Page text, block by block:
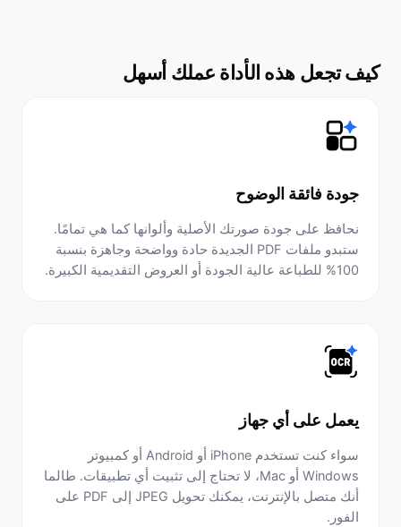
كيف تجعل هذه الأداة عملك أسهل
جودة فائقة الوضوح
نحافظ على جودة صورتك الأصلية وألوانها كما هي تمامًا.
ستبدو ملفات PDF الجديدة حادة وواضحة وجاهزة بنسبة
100% للطباعة عالية الجودة أو العروض التقديمية الكبيرة.
يعمل على أي جهاز
سواء كنت تستخدم iPhone أو Android أو كمبيوتر
Windows أو Mac، لا تحتاج إلى تثبيت أي تطبيقات. طالما
أنك متصل بالإنترنت، يمكنك تحويل JPEG إلى PDF على
الفور.